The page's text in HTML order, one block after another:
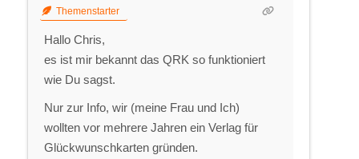
Themenstarter
Hallo Chris,
es ist mir bekannt das QRK so funktioniert
wie Du sagst.
Nur zur Info, wir (meine Frau und Ich)
wollten vor mehrere Jahren ein Verlag für
Glückwunschkarten gründen.